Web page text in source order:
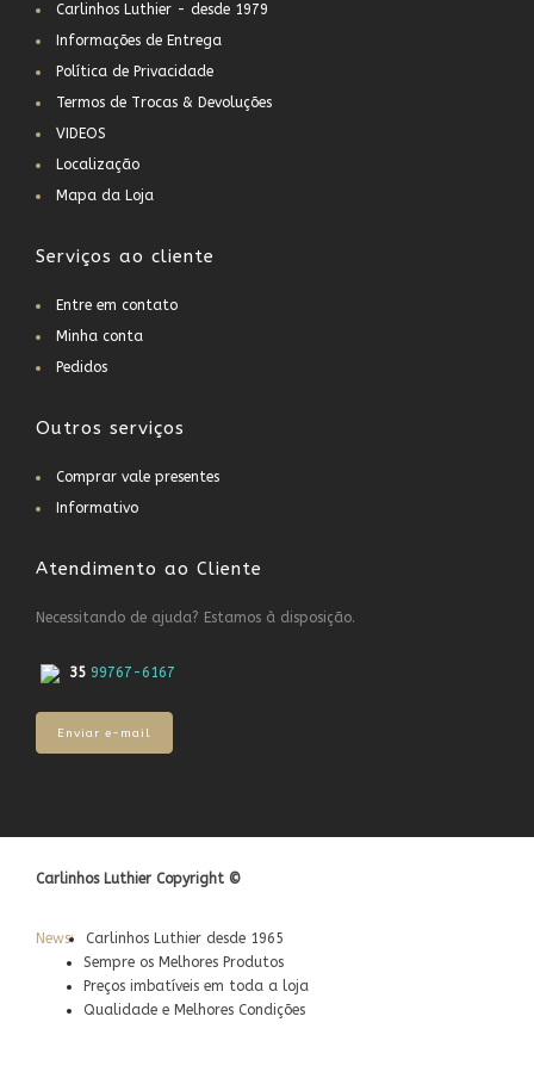
Carlinhos Luthier - desde 1979
Informações de Entrega
Política de Privacidade
Termos de Trocas & Devoluções
VIDEOS
Localização
Mapa da Loja
Serviços ao cliente
Entre em contato
Minha conta
Pedidos
Outros serviços
Comprar vale presentes
Informativo
Atendimento ao Cliente
Necessitando de ajuda? Estamos à disposição.
35 99767-6167
Enviar e-mail
Carlinhos Luthier Copyright ©
News:
Carlinhos Luthier desde 1965
Sempre os Melhores Produtos
Preços imbatíveis em toda a loja
Qualidade e Melhores Condições